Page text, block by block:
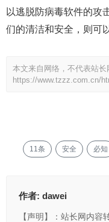
以逃脱防病毒软件的攻
们的清洁和安全，则可
本文来自网络，不代表站长
https://www.tzzz.com.cn/
11条 安全 必知
作者: dawei
【声明】：站长网内